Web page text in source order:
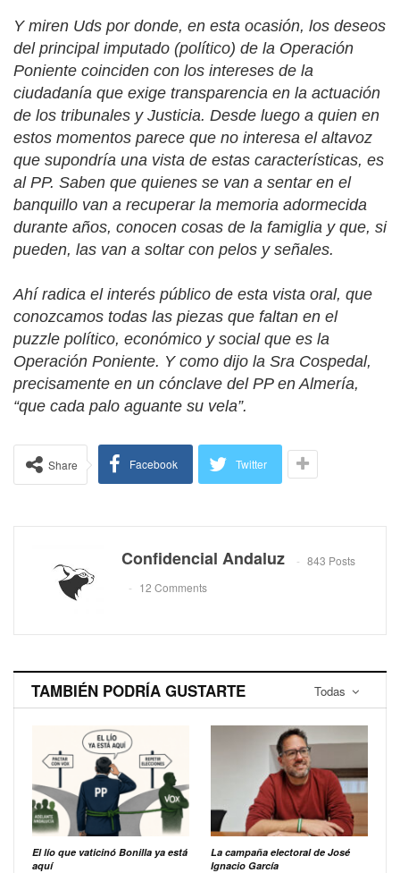
Y miren Uds por donde, en esta ocasión, los deseos
del principal imputado (político) de la Operación
Poniente coinciden con los intereses de la
ciudadanía que exige transparencia en la actuación
de los tribunales y Justicia. Desde luego a quien en
estos momentos parece que no interesa el altavoz
que supondría una vista de estas características, es
al PP. Saben que quienes se van a sentar en el
banquillo van a recuperar la memoria adormecida
durante años, conocen cosas de la famiglia y que, si
pueden, las van a soltar con pelos y señales.
Ahí radica el interés público de esta vista oral, que
conozcamos todas las piezas que faltan en el
puzzle político, económico y social que es la
Operación Poniente. Y como dijo la Sra Cospedal,
precisamente en un cónclave del PP en Almería,
“que cada palo aguante su vela”.
Share Facebook Twitter
Confidencial Andaluz
843 Posts
12 Comments
Todas
TAMBIÉN PODRÍA GUSTARTE
El lío que vaticinó Bonilla ya está
aquí
La campaña electoral de José
Ignacio García